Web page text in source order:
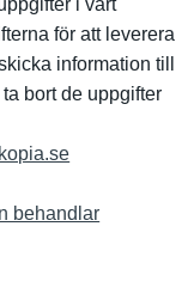
i vårt
för att leverera
information till
bort de uppgifter
behandlar